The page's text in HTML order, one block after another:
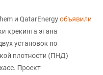
и QatarEnergyобъявили
крекинга этана
установок по
плотности (ПНД)
Проект